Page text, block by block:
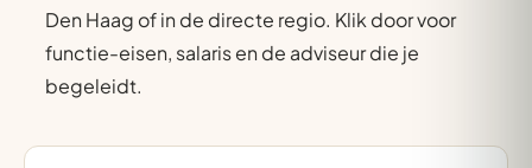
Den Haag of in de directe regio. Klik door voor
functie-eisen, salaris en de adviseur die je
begeleidt.